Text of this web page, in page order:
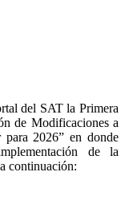
del SAT la Primera
de Modificaciones a
para 2026” en donde
de la
continuación: